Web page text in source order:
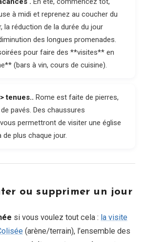
à midi et reprenez au coucher du
la réduction de la durée du jour
des longues promenades.
pour faire des **visites** en
(bars à vin, cours de cuisine).
tenues.. Rome est faite de pierres,
pavés. Des chaussures
permettront de visiter une église
de plus chaque jour.
ou supprimer un jour
si vous voulez tout cela : la visite
(arène/terrain), l’ensemble des